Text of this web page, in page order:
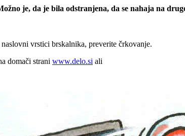
je, da je bila odstranjena, da se nahaja na
vrstici brskalnika, preverite črkovanje.
domači strani www.delo.si ali